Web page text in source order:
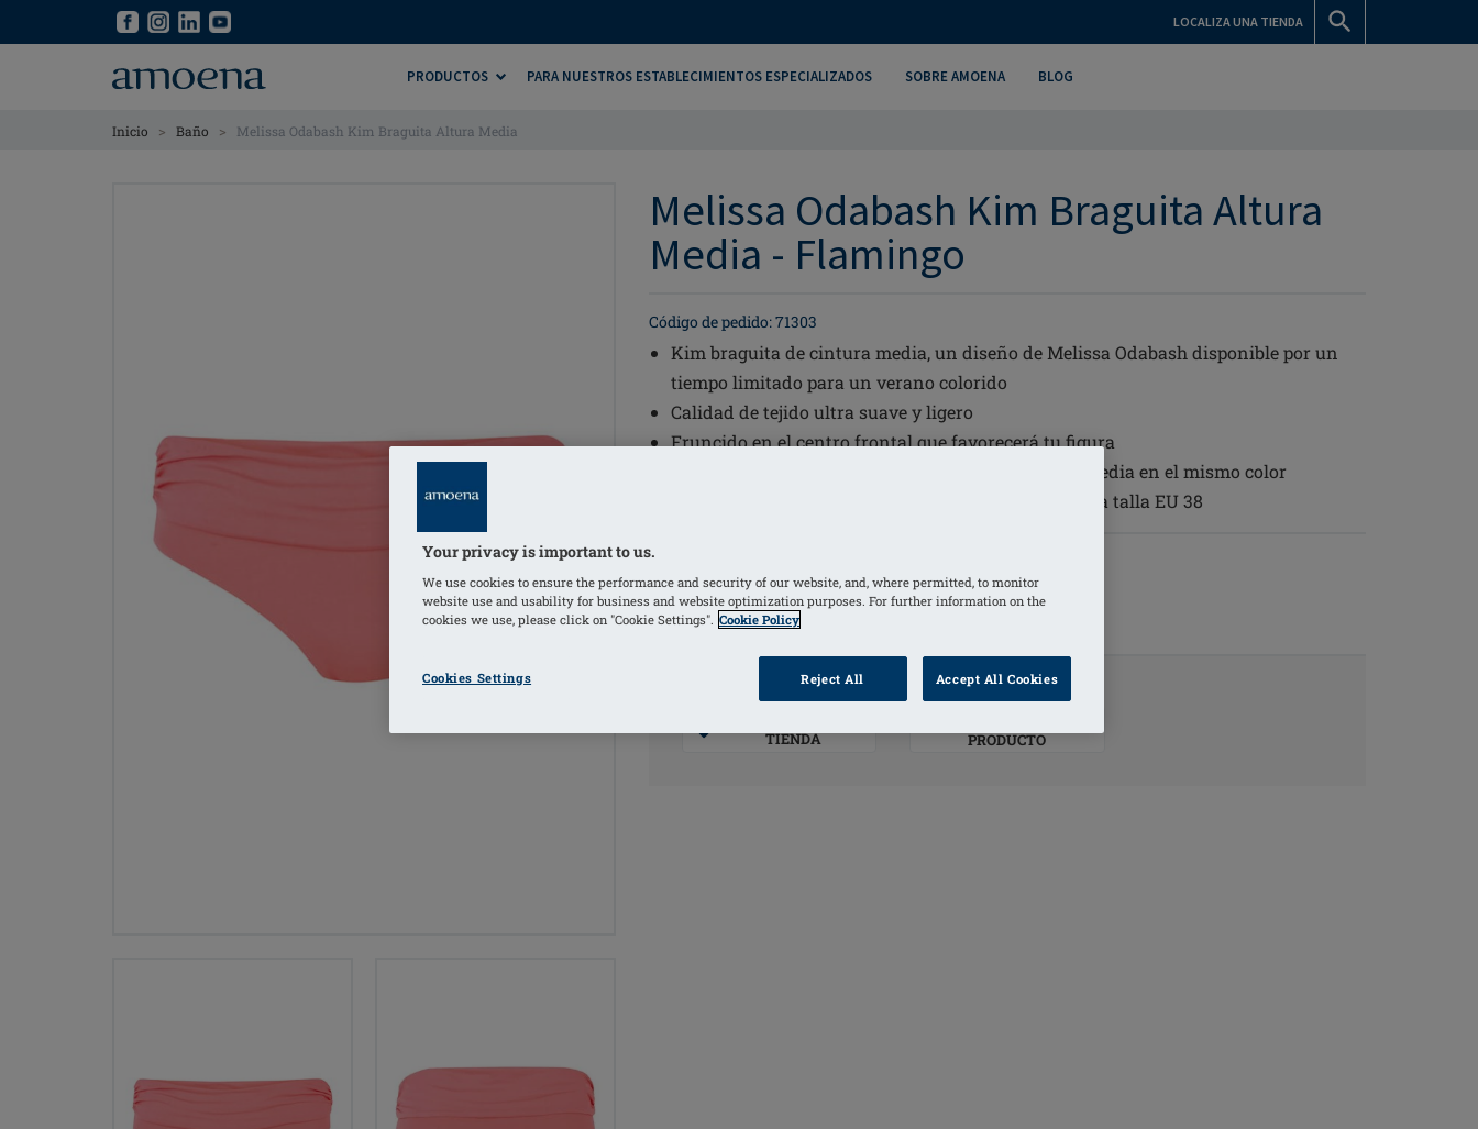
LOCALIZA UNA TIENDA
PRODUCTOS PARA NUESTROS ESTABLECIMIENTOS ESPECIALIZADOS SOBRE AMOENA BLOG
Inicio > Baño > Melissa Odabash Kim Braguita Altura Media
Melissa Odabash Kim Braguita Altura
Media - Flamingo
Código de pedido: 71303
Kim braguita de cintura media, un diseño de Melissa Odabash disponible por un
tiempo limitado para un verano colorido
Calidad de tejido ultra suave y ligero
Fruncido en el centro frontal que favorecerá tu figura
Se puede conjuntar con la braguita Kim de altura media en el mismo color
Altura costura lateral aproximadamente 7cm para la talla EU 38
COLORES
Flamingo(Selected)
TIENDA
PRODUCTO
Your privacy is important to us.
We use cookies to ensure the performance and security of our website, and, where permitted, to monitor
website use and usability for business and website optimization purposes. For further information on the
cookies we use, please click on "Cookie Settings". Cookie Policy
Cookies Settings Reject All Accept All Cookies